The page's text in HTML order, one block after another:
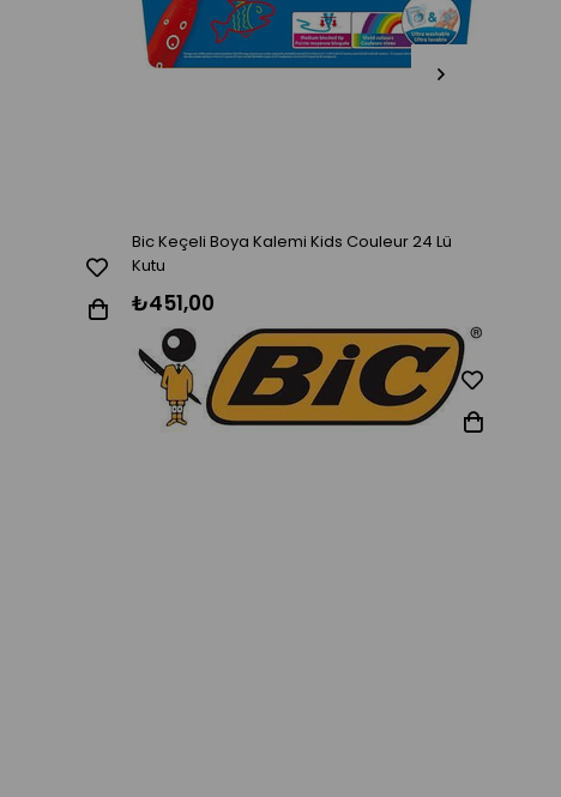
Bic Keçeli Boya Kalemi Kids Couleur 24 Lü
Kutu
₺451,00